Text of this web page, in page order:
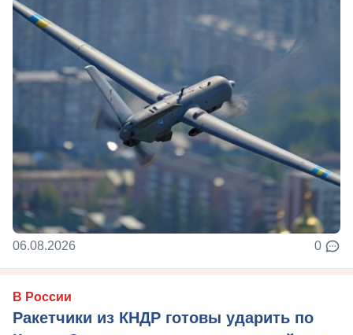
06.08.2026 0
В России
Ракетчики из КНДР готовы ударить по